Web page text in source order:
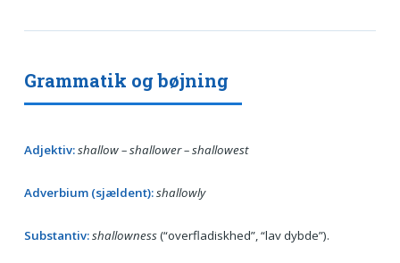
Grammatik og bøjning
Adjektiv:shallow – shallower – shallowest
Adverbium (sjældent):shallowly
Substantiv:shallowness(“overfladiskhed”, “lav dybde”).